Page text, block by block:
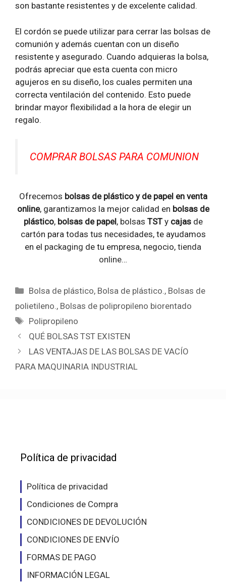
son bastante resistentes y de excelente calidad.
El cordón se puede utilizar para cerrar las bolsas de
comunión y además cuentan con un diseño
resistente y asegurado. Cuando adquieras la bolsa,
podrás apreciar que esta cuenta con micro
agujeros en su diseño, los cuales permiten una
correcta ventilación del contenido. Esto puede
brindar mayor flexibilidad a la hora de elegir un
regalo.
COMPRAR BOLSAS PARA COMUNION
Ofrecemos bolsas de plástico y de papel en venta
online, garantizamos la mejor calidad en bolsas de
plástico, bolsas de papel, bolsas TSTy cajasde
cartón para todas tus necesidades, te ayudamos
en el packaging de tu empresa, negocio, tienda
online…
Categorías
Bolsa de plástico, Bolsa de plástico. , Bolsas de
polietileno. , Bolsas de polipropileno biorentado
Etiquetas
Polipropileno
QUÉ BOLSAS TST EXISTEN
LAS VENTAJAS DE LAS BOLSAS DE VACÍO
PARA MAQUINARIA INDUSTRIAL
Política de privacidad
Política de privacidad
Condiciones de Compra
CONDICIONES DE DEVOLUCIÓN
CONDICIONES DE ENVÍO
FORMAS DE PAGO
INFORMACIÓN LEGAL